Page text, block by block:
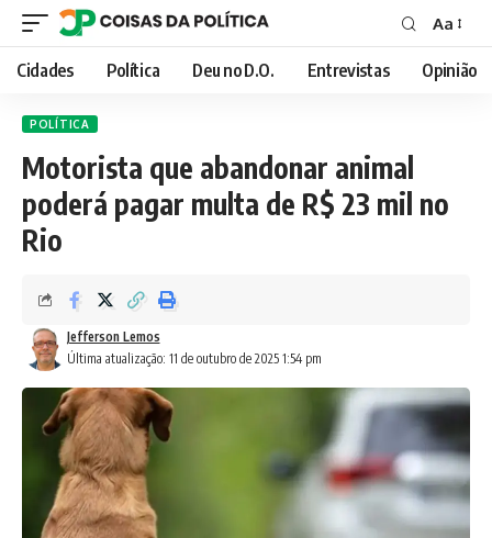
Font
Resizer
Aa
Cidades Política Deu no D.O. Entrevistas Opinião
POLÍTICA
Motorista que abandonar animal
poderá pagar multa de R$ 23 mil no
Rio
Última atualização: 11 de outubro de 2025 1:54 pm
Jefferson Lemos